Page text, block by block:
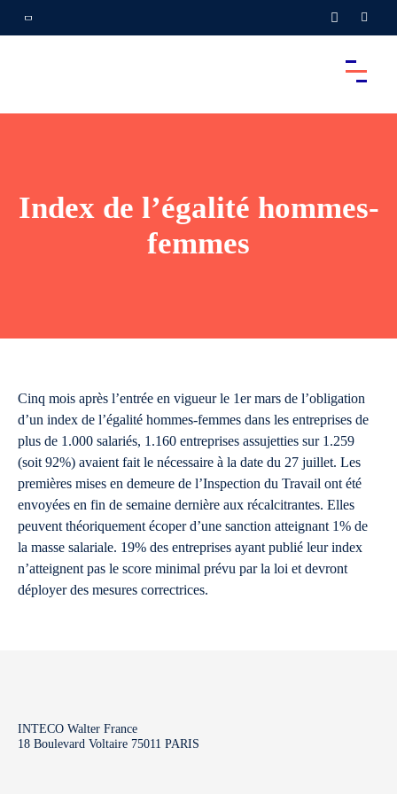
Index de l’égalité hommes-
femmes
Cinq mois après l’entrée en vigueur le 1er mars de l’obligation
d’un index de l’égalité hommes-femmes dans les entreprises de
plus de 1.000 salariés, 1.160 entreprises assujetties sur 1.259
(soit 92%) avaient fait le nécessaire à la date du 27 juillet. Les
premières mises en demeure de l’Inspection du Travail ont été
envoyées en fin de semaine dernière aux récalcitrantes. Elles
peuvent théoriquement écoper d’une sanction atteignant 1% de
la masse salariale. 19% des entreprises ayant publié leur index
n’atteignent pas le score minimal prévu par la loi et devront
déployer des mesures correctrices.
INTECO Walter France
18 Boulevard Voltaire 75011 PARIS